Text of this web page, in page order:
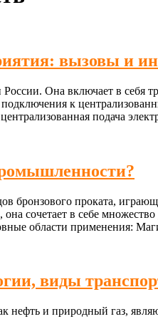
вызовы и
Она включает в себя
к
подача
бронзового проката,
сочетает в себе
области применения:
виды
нефть и природный газ,